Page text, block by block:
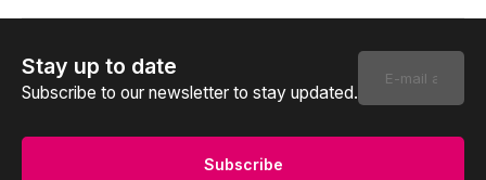
Stay up to date
Subscribe to our newsletter to stay updated.
Subscribe